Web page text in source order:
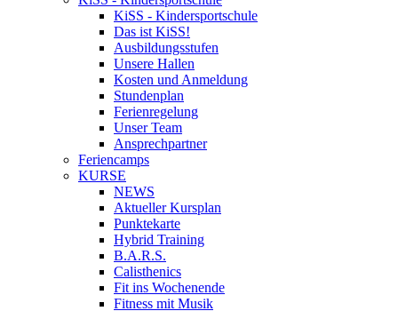
KiSS - Kindersportschule
Das ist KiSS!
Ausbildungsstufen
Unsere Hallen
Kosten und Anmeldung
Stundenplan
Ferienregelung
Unser Team
Ansprechpartner
Feriencamps
KURSE
NEWS
Aktueller Kursplan
Punktekarte
Hybrid Training
B.A.R.S.
Calisthenics
Fit ins Wochenende
Fitness mit Musik